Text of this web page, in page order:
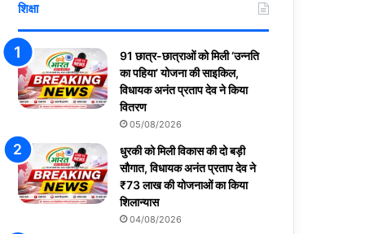
शिक्षा
91 छात्र-छात्राओं को मिली ‘उन्नति
का पहिया’ योजना की साइकिल,
विधायक अनंत प्रताप देव ने किया
वितरण
05/08/2026
धुरकी को मिली विकास की दो बड़ी
सौगात, विधायक अनंत प्रताप देव ने
₹73 लाख की योजनाओं का किया
शिलान्यास
04/08/2026